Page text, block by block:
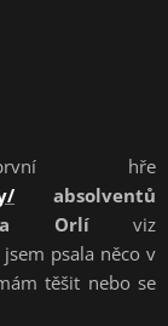
hře
absolventů
na Orlíviz
jsem psala něco v
těšit nebo se